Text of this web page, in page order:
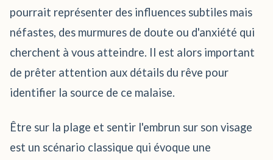
pourrait représenter des influences subtiles mais
néfastes, des murmures de doute ou d'anxiété qui
cherchent à vous atteindre. Il est alors important
de prêter attention aux détails du rêve pour
identifier la source de ce malaise.
Être sur la plage et sentir l'embrun sur son visage
est un scénario classique qui évoque une